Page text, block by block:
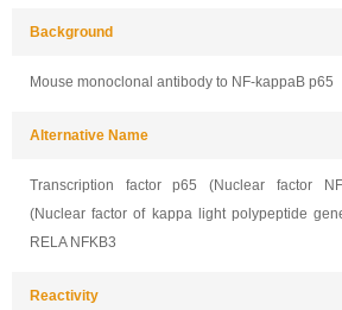
Background
Mouse monoclonal antibody to NF-kappaB p65
Alternative Name
Transcription factor p65 (Nuclear factor
(Nuclear factor of kappa light polypeptide
RELA NFKB3
Reactivity